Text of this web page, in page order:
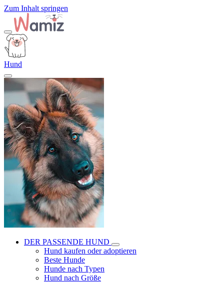
Zum Inhalt springen
Hund
DER PASSENDE HUND
Hund kaufen oder adoptieren
Beste Hunde
Hunde nach Typen
Hund nach Größe